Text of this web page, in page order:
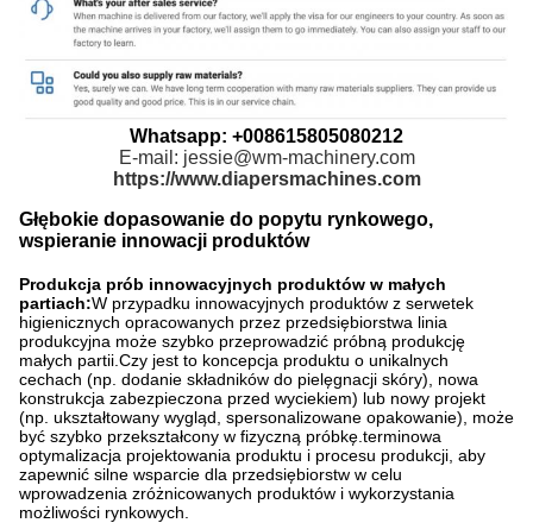
Whatsapp: +008615805080212
E-mail: jessie@wm-machinery.com
https://www.diapersmachines.com
Głębokie dopasowanie do popytu rynkowego,
wspieranie innowacji produktów
Produkcja prób innowacyjnych produktów w małych
partiach:W przypadku innowacyjnych produktów z serwetek
higienicznych opracowanych przez przedsiębiorstwa linia
produkcyjna może szybko przeprowadzić próbną produkcję
małych partii.Czy jest to koncepcja produktu o unikalnych
cechach (np. dodanie składników do pielęgnacji skóry), nowa
konstrukcja zabezpieczona przed wyciekiem) lub nowy projekt
(np. ukształtowany wygląd, spersonalizowane opakowanie), może
być szybko przekształcony w fizyczną próbkę.terminowa
optymalizacja projektowania produktu i procesu produkcji, aby
zapewnić silne wsparcie dla przedsiębiorstw w celu
wprowadzenia zróżnicowanych produktów i wykorzystania
możliwości rynkowych.